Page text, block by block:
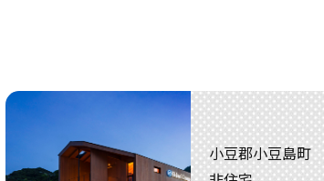
小豆郡小豆島町